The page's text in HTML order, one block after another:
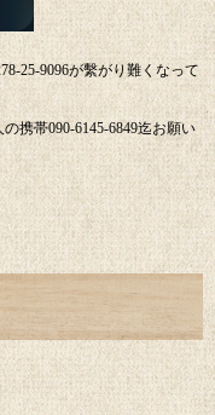
25-9096が繫がり難くなって
携帯090-6145-6849迄お願い